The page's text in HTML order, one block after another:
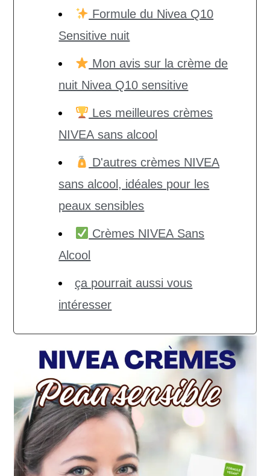
Formule du Nivea Q10
Sensitive nuit
Mon avis sur la crème de
nuit Nivea Q10 sensitive
Les meilleures crèmes
NIVEA sans alcool
D'autres crèmes NIVEA
sans alcool, idéales pour les
peaux sensibles
Crèmes NIVEA Sans
Alcool
ça pourrait aussi vous
intéresser